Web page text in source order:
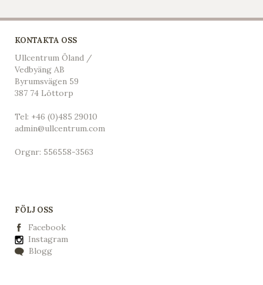
KONTAKTA OSS
Ullcentrum Öland /
Vedbyäng AB
Byrumsvägen 59
387 74 Löttorp
Tel: +46 (0)485 29010
admin@ullcentrum.com
Orgnr: 556558-3563
FÖLJ OSS
Facebook
Instagram
Blogg